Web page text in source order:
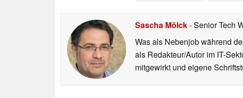
Sascha Mölck- Senior Tech
Was als Nebenjob während
als Redakteur/Autor im IT-
mitgewirkt und eigene